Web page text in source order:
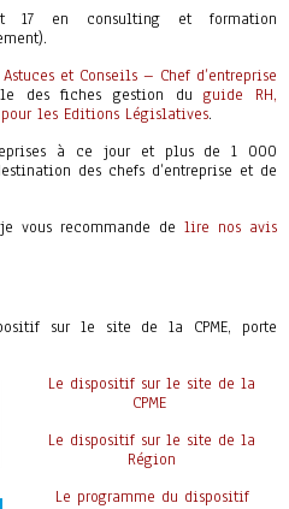
17 en consulting et formation
Astuces et Conseils – Chef d’entreprise
des fiches gestion duguide RH,
les Editions Législatives.
à ce jour et plus de 1 000
des chefs d’entreprise et de
vous recommande de lire nos avis
sur le site de la CPME, porte
Le dispositif sur le site de la
CPME
Le dispositif sur le site de la
Région
Le programme du dispositif